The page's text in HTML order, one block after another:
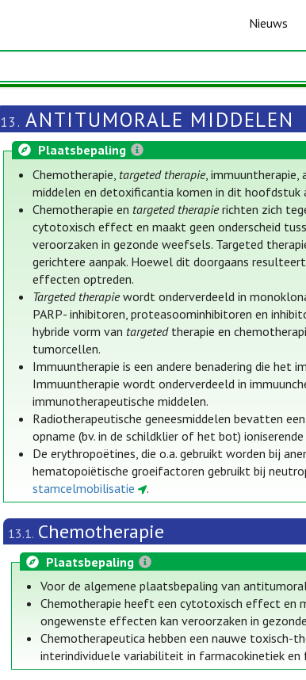
Nieuws
13. ANTITUMORALE MIDDELEN
Plaatsbepaling
Chemotherapie, targeted therapie,
middelen en detoxificantia komen in dit hoofdstuk
Chemotherapie en targeted therapierichten zich
cytotoxisch effect en maakt geen onderscheid
veroorzaken in gezonde weefsels. Targeted
gerichtere aanpak. Hoewel dit doorgaans
effecten optreden.
Targeted therapiewordt onderverdeeld in
PARP- inhibitoren, proteasoominhibitoren en
hybride vorm van targetedtherapie en
tumorcellen.
Immuuntherapie is een andere benadering die
Immuuntherapie wordt onderverdeeld in
immunotherapeutische middelen.
Radiotherapeutische geneesmiddelen bevatten
opname (bv. in de schildklier of het bot)
De erythropoëtines, die o.a. gebruikt worden bij
hematopoiëtische groeifactoren gebruikt bij
stamcelmobilisatie
.
13.1. Chemotherapie
Plaatsbepaling
Voor de algemene plaatsbepaling van
Chemotherapie heeft een cytotoxisch effect en
ongewenste effecten kan veroorzaken in
Chemotherapeutica hebben een nauwe toxisch-
interindividuele variabiliteit in farmacokinetiek en